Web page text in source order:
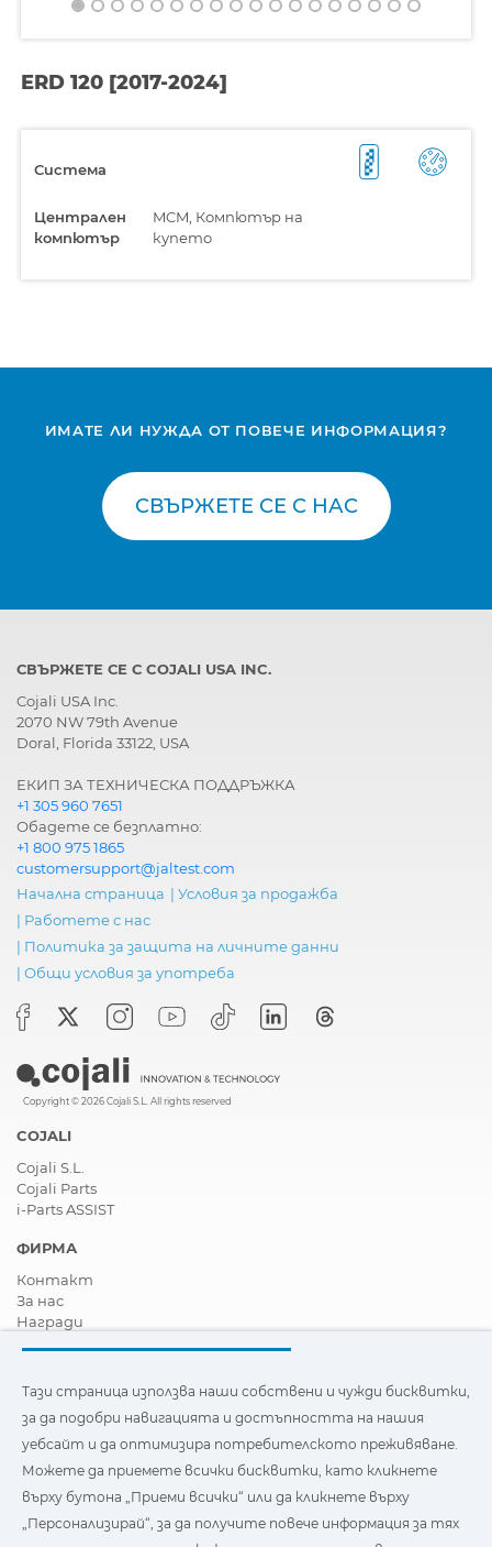
ERD 120 [2017-2024]
Система
Централен
компютър
MCM, Компютър на
купето
ИМАТЕ ЛИ НУЖДА ОТ ПОВЕЧЕ ИНФОРМАЦИЯ?
СВЪРЖЕТЕ СЕ С НАС
СВЪРЖЕТЕ СЕ С COJALI USA INC.
Cojali USA Inc.
2070 NW 79th Avenue
Doral, Florida 33122, USA
ЕКИП ЗА ТЕХНИЧЕСКА ПОДДРЪЖКА
+1 305 960 7651
Обадете се безплатно:
+1 800 975 1865
customersupport@jaltest.com
Начална страница | Условия за продажба
| Работете с нас
| Политика за защита на личните данни
| Общи условия за употреба
Copyright © 2026 Cojali S.L. All rights reserved
COJALI
Cojali S.L.
Cojali Parts
i-Parts ASSIST
ФИРМА
Контакт
За нас
Награди
Станете дистрибутор
Новини
Видеа
FAQ - Често задавани въпроси
Тази страница използва наши собствени и бисквитки на
трети страни, за да подобри навигацията и
достъпността на нашия уебсайт и да оптимизира
Тази страница използва наши собствени и чужди бисквитки,
за да подобри навигацията и достъпността на нашия
уебсайт и да оптимизира потребителското преживяване.
Можете да приемете всички бисквитки, като кликнете
върху бутона „Приеми всички“ или да кликнете върху
„Персонализирай“, за да получите повече информация за тях